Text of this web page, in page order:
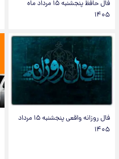
فال حافظ پنجشنبه ۱۵ مرداد ماه
۱۴۰۵
فال روزانه واقعی پنجشنبه ۱۵ مرداد
۱۴۰۵